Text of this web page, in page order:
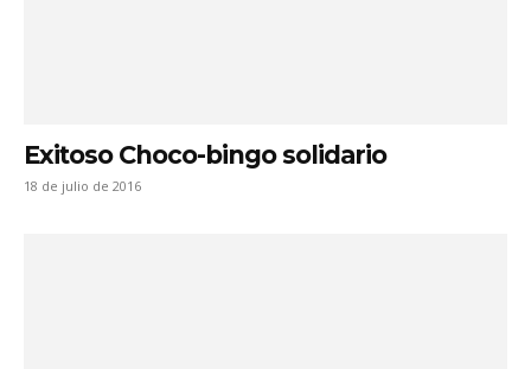
Exitoso Choco-bingo solidario
18 de julio de 2016